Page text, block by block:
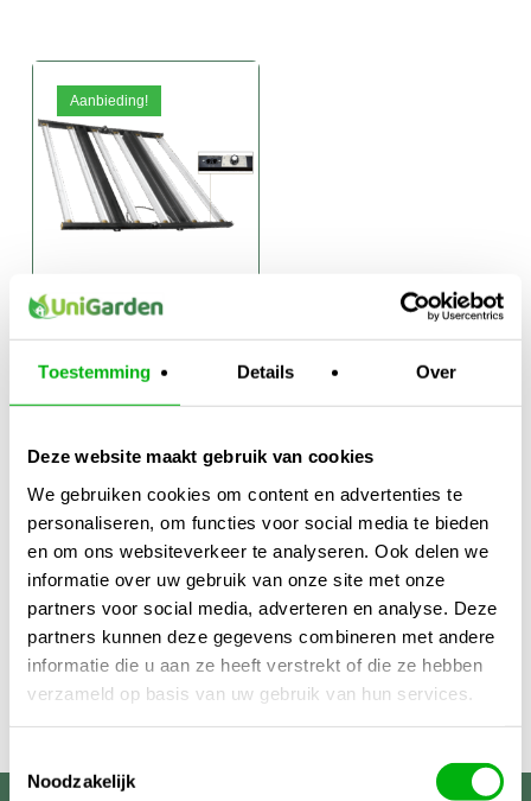
Toestemming Details Over
Deze website maakt gebruik van cookies
We gebruiken cookies om content en advertenties te
personaliseren, om functies voor social media te bieden
en om ons websiteverkeer te analyseren. Ook delen we
informatie over uw gebruik van onze site met onze
partners voor social media, adverteren en analyse. Deze
partners kunnen deze gegevens combineren met andere
informatie die u aan ze heeft verstrekt of die ze hebben
verzameld op basis van uw gebruik van hun services.
Noodzakelijk
Aanbieding!
Osram LED 630W
Full Spectrum
Oorspronkelijke
prijs
was:
€749,95.
€699,00Huidige
prijs
is:
€699,00.